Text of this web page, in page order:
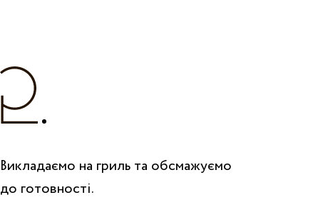
Викладаємо на гриль та обсмажуємо
до готовності.